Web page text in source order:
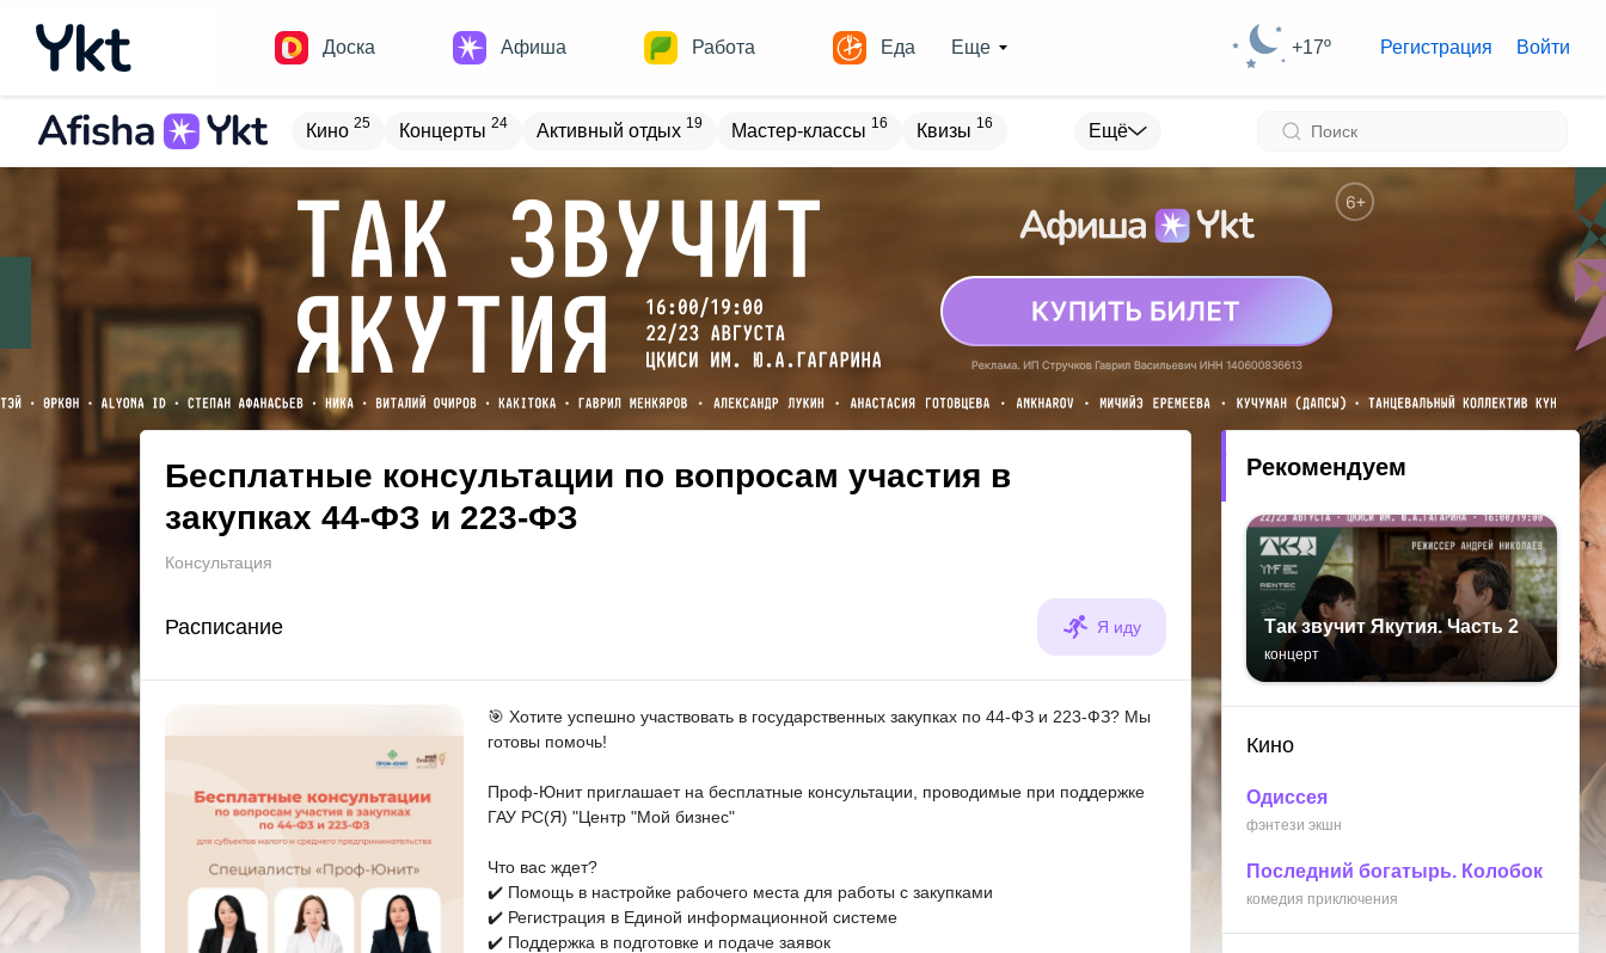
Доска Афиша Работа Еда
Домики Новостройки Места
Еще +17º Регистрация Войти
Кино 25 Концерты 24 Активный отдых 19 Мастер-классы 16 Квизы 16
Встречи Детям Вечеринки Спорт Выставки Театры
Туризм 17 Обучение 4 Квесты 8 Зарубежное Разное
Ещё
Бесплатные консультации по вопросам участия в
закупках 44-ФЗ и 223-ФЗ
Консультация
Расписание Я иду
🎯 Хотите успешно участвовать в государственных закупках по 44-ФЗ и 223-ФЗ? Мы
готовы помочь!
Проф-Юнит приглашает на бесплатные консультации, проводимые при поддержке
ГАУ РС(Я) "Центр "Мой бизнес"
Что вас ждет?
✔️ Помощь в настройке рабочего места для работы с закупками
✔️ Регистрация в Единой информационной системе
✔️ Поддержка в подготовке и подаче заявок
Рекомендуем
концерт
Так звучит Якутия. Часть 2
Кино
Одиссея
фэнтези экшн
Последний богатырь. Колобок
комедия приключения